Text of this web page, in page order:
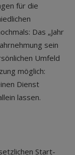
für die
Das „Jahr
sein
Umfeld
möglich:
Dienst
lassen.
Start-